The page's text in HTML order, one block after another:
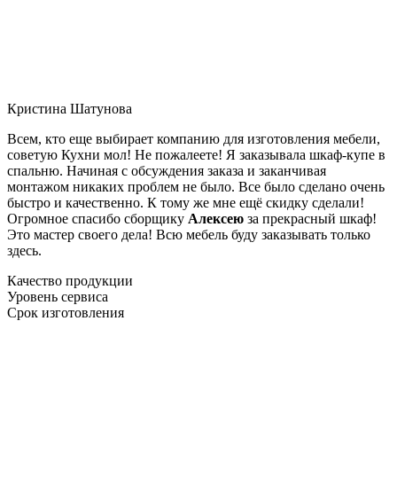
Кристина Шатунова
Всем, кто еще выбирает компанию для изготовления мебели,
советую Кухни мол! Не пожалеете! Я заказывала шкаф-купе в
спальню. Начиная с обсуждения заказа и заканчивая
монтажом никаких проблем не было. Все было сделано очень
быстро и качественно. К тому же мне ещё скидку сделали!
Огромное спасибо сборщику Алексею за прекрасный шкаф!
Это мастер своего дела! Всю мебель буду заказывать только
здесь.
Качество продукции
Уровень сервиса
Срок изготовления